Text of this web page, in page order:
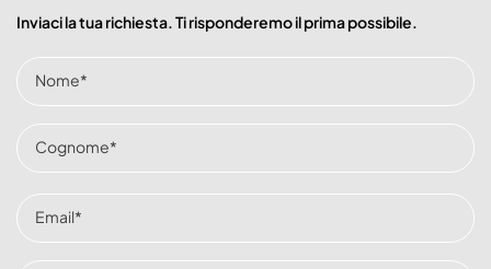
Inviaci la tua richiesta. Ti risponderemo il prima possibile.